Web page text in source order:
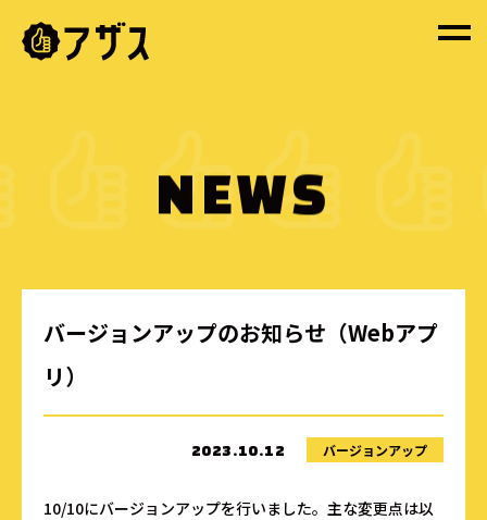
NEWS
バージョンアップのお知らせ（Webアプ
リ）
2023.10.12 バージョンアップ
10/10にバージョンアップを行いました。主な変更点は以